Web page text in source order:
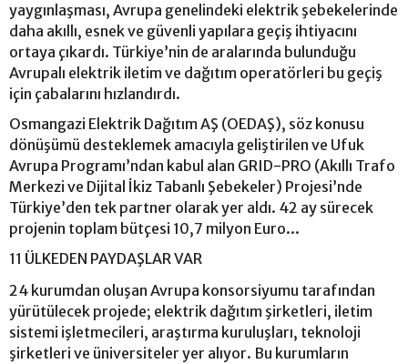
yaygınlaşması, Avrupa genelindeki elektrik şebekelerinde
daha akıllı, esnek ve güvenli yapılara geçiş ihtiyacını
ortaya çıkardı. Türkiye’nin de aralarında bulunduğu
Avrupalı elektrik iletim ve dağıtım operatörleri bu geçiş
için çabalarını hızlandırdı.
Osmangazi Elektrik Dağıtım AŞ (OEDAŞ), söz konusu
dönüşümü desteklemek amacıyla geliştirilen ve Ufuk
Avrupa Programı’ndan kabul alan GRID-PRO (Akıllı Trafo
Merkezi ve Dijital İkiz Tabanlı Şebekeler) Projesi’nde
Türkiye’den tek partner olarak yer aldı. 42 ay sürecek
projenin toplam bütçesi 10,7 milyon Euro...
11 ÜLKEDEN PAYDAŞLAR VAR
24 kurumdan oluşan Avrupa konsorsiyumu tarafından
yürütülecek projede; elektrik dağıtım şirketleri, iletim
sistemi işletmecileri, araştırma kuruluşları, teknoloji
şirketleri ve üniversiteler yer alıyor. Bu kurumların